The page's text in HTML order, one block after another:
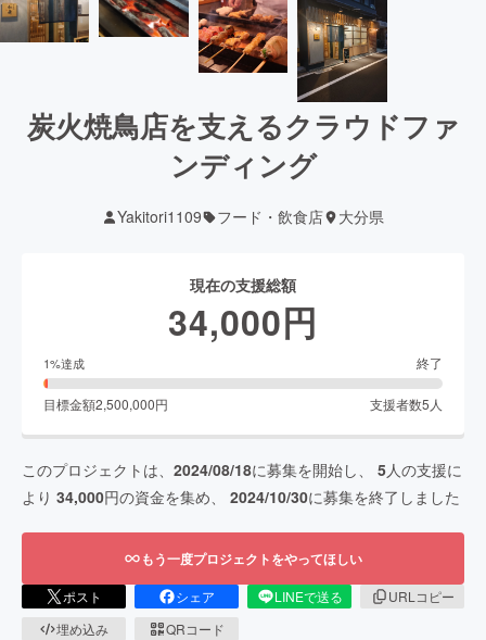
炭火焼鳥店を支えるクラウドファ
ンディング
Yakitori1109 フード・飲食店 大分県
現在の支援総額
34,000円
1%達成 終了
目標金額2,500,000円 支援者数5 人
このプロジェクトは、 2024/08/18に募集を開始し、 5人の支援に
より 34,000円の資金を集め、 2024/10/30に募集を終了しました
もう一度プロジェクトをやってほしい
ポスト シェア LINEで送る
URLコピー
埋め込み
QRコード